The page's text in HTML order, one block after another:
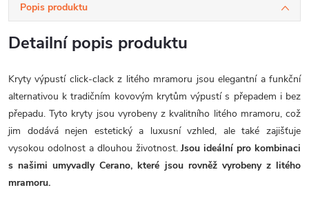
Popis produktu
Detailní popis produktu
Kryty výpustí click-clack z litého mramoru jsou elegantní a funkční
alternativou k tradičním kovovým krytům výpustí s přepadem i bez
přepadu. Tyto kryty jsou vyrobeny z kvalitního litého mramoru, což
jim dodává nejen estetický a luxusní vzhled, ale také zajišťuje
vysokou odolnost a dlouhou životnost.Jsou ideální pro kombinaci
s našimi umyvadly Cerano, které jsou rovněž vyrobeny z litého
mramoru.